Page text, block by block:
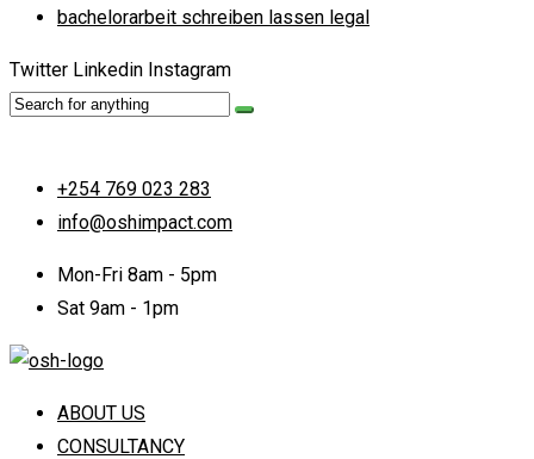
bachelorarbeit schreiben lassen legal
Twitter Linkedin Instagram
+254 769 023 283
info@oshimpact.com
Mon-Fri 8am - 5pm
Sat 9am - 1pm
ABOUT US
CONSULTANCY